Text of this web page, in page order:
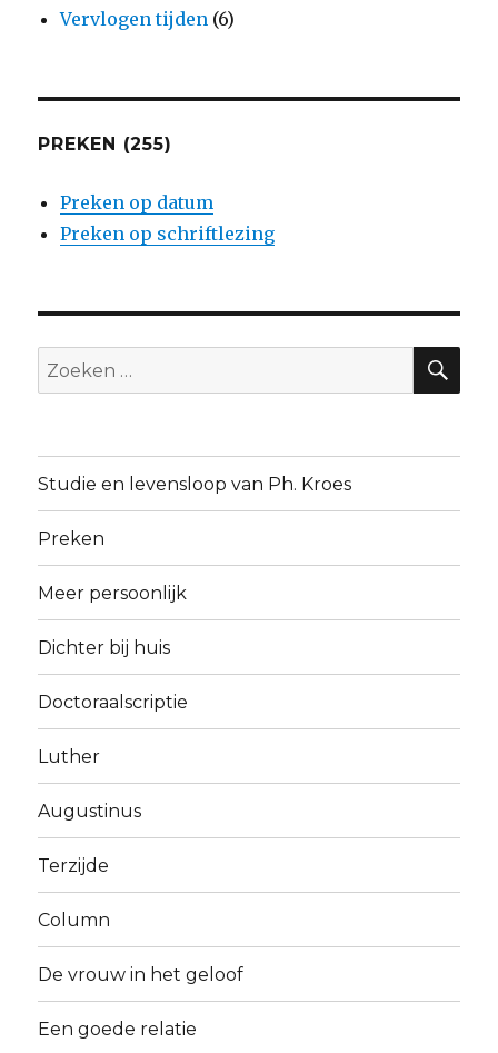
Vervlogen tijden (6)
PREKEN (255)
Preken op datum
Preken op schriftlezing
Zoeken
naar:
Studie en levensloop van Ph. Kroes
Preken
Meer persoonlijk
Dichter bij huis
Doctoraalscriptie
Luther
Augustinus
Terzijde
Column
De vrouw in het geloof
Een goede relatie